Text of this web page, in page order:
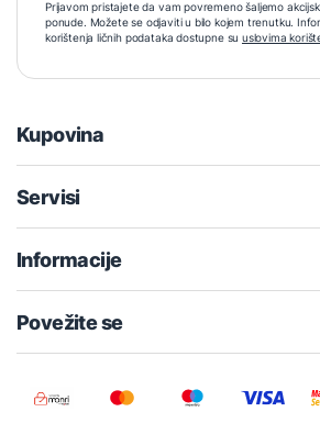
Prijavom pristajete da vam povremeno šaljemo
ponude. Možete se odjaviti u bilo kojem trenutku.
korištenja ličnih podataka dostupne su uslovima
Kupovina
Servisi
Informacije
Povežite se